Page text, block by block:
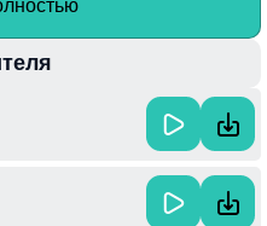
уникальным стилем и
его музыку особенно
одной из ярких работ,
искренние чувства